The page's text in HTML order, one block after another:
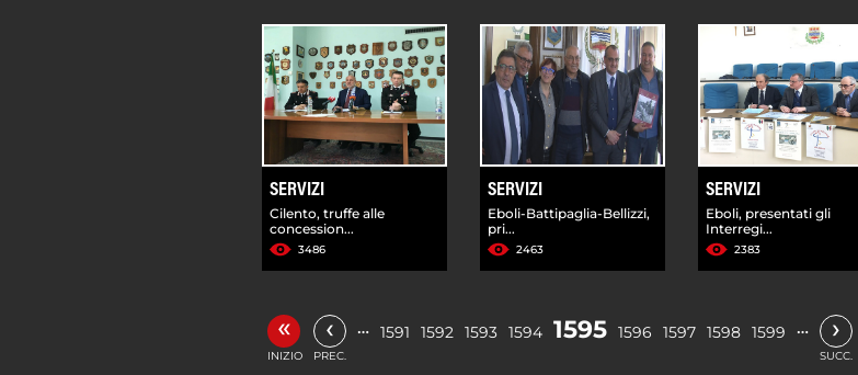
SERVIZI
Cilento, truffe alle
concession...
3486
SERVIZI
Eboli-Battipaglia-Bellizzi,
pri...
2463
SERVIZI
Eboli, presentati gli
Interregi...
2383
«
INIZIO
‹
PREC.
… 1591 1592 1593 1594 1595 1596 1597 1598 1599 … ›
SUCC.